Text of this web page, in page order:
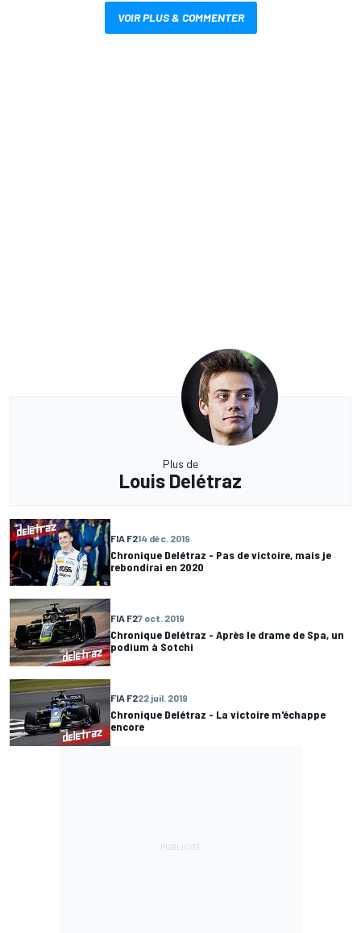
VOIR PLUS & COMMENTER
Plus de
Louis Delétraz
FIA F214 déc. 2019
Chronique Delétraz - Pas de victoire, mais je
rebondirai en 2020
FIA F27 oct. 2019
Chronique Delétraz - Après le drame de Spa, un
podium à Sotchi
FIA F222 juil. 2019
Chronique Delétraz - La victoire m'échappe
encore